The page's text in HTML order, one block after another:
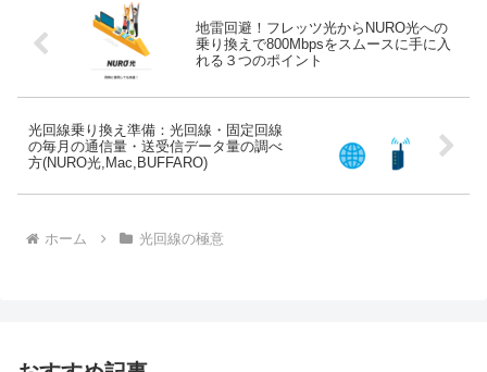
地雷回避！フレッツ光からNURO光への
乗り換えで800Mbpsをスムースに手に入
れる３つのポイント
光回線乗り換え準備：光回線・固定回線
の毎月の通信量・送受信データ量の調べ
方(NURO光,Mac,BUFFARO)
ホーム 光回線の極意